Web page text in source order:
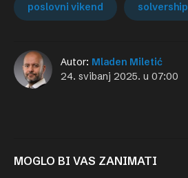
poslovni vikend solvership
Autor: Mladen Miletić
24. svibanj 2025. u 07:00
MOGLO BI VAS ZANIMATI